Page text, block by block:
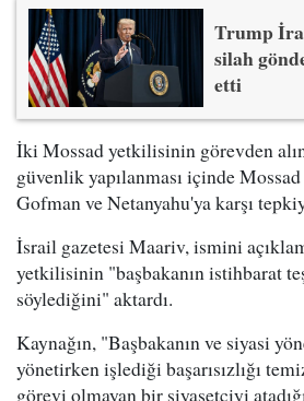
Trump
silah
etti
İki Mossad yetkilisinin görevden
güvenlik yapılanması içinde
Gofman ve Netanyahu'ya karşı
İsrail gazetesi Maariv, ismini
yetkilisinin "başbakanın istihbarat
söylediğini" aktardı.
Kaynağın, "Başbakanın ve siyasi
yönetirken işlediği başarısızlığı
görevi olmayan bir siyasetçiyi